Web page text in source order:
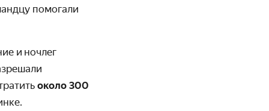
помогали
и ночлег
около 300